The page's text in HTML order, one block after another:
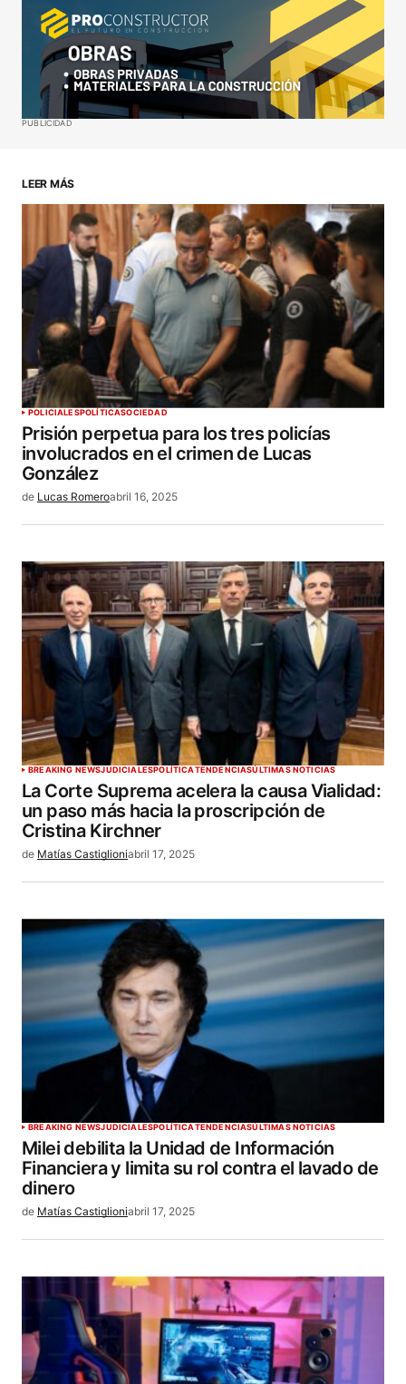
Your Name*
Your E-mail*
ENVIAR COMENTARIO
PUBLICIDAD
LEER MÁS
POLICIALESPOLÍTICASOCIEDAD
Prisión perpetua para los tres policías
involucrados en el crimen de Lucas
González
de Lucas Romeroabril 16, 2025
BREAKING NEWSJUDICIALESPOLÍTICATENDENCIASÚLTIMAS NOTICIAS
La Corte Suprema acelera la causa Vialidad:
un paso más hacia la proscripción de
Cristina Kirchner
de Matías Castiglioniabril 17, 2025
BREAKING NEWSJUDICIALESPOLÍTICATENDENCIASÚLTIMAS NOTICIAS
Milei debilita la Unidad de Información
Financiera y limita su rol contra el lavado de
dinero
de Matías Castiglioniabril 17, 2025